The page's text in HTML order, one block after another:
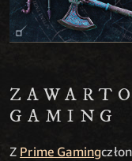
GAMING
Z Prime Gaming